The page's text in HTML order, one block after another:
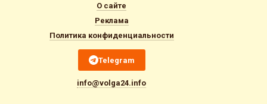
О сайте
Реклама
Политика конфиденциальности
Telegram
info@volga24.info